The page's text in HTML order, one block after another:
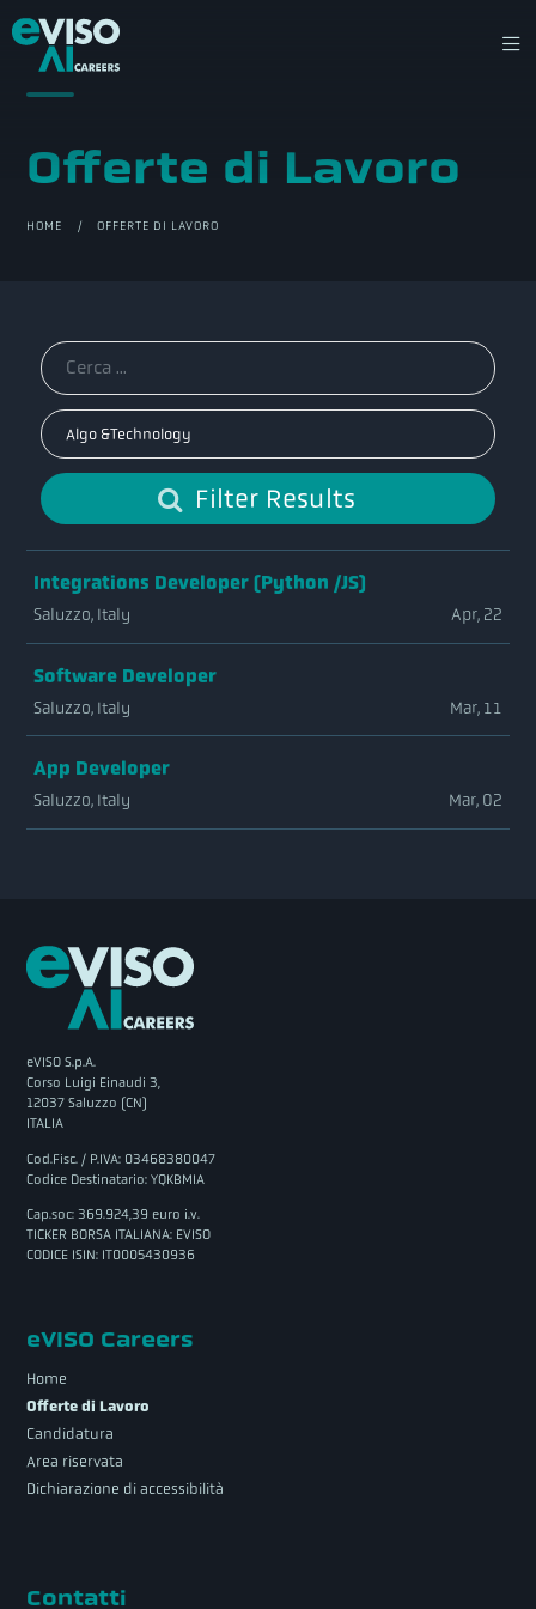
Offerte di Lavoro
HOME / OFFERTE DI LAVORO
Filter Results
Integrations Developer (Python /JS)
Saluzzo, Italy Apr, 22
Software Developer
Saluzzo, Italy Mar, 11
App Developer
Saluzzo, Italy Mar, 02
eVISO S.p.A.
Corso Luigi Einaudi 3,
12037 Saluzzo (CN)
ITALIA
Cod.Fisc. / P.IVA: 03468380047
Codice Destinatario: YQKBMIA
Cap.soc: 369.924,39 euro i.v.
TICKER BORSA ITALIANA: EVISO
CODICE ISIN: IT0005430936
eVISO Careers
Home
Offerte di Lavoro
Candidatura
Area riservata
Dichiarazione di accessibilità
Contatti